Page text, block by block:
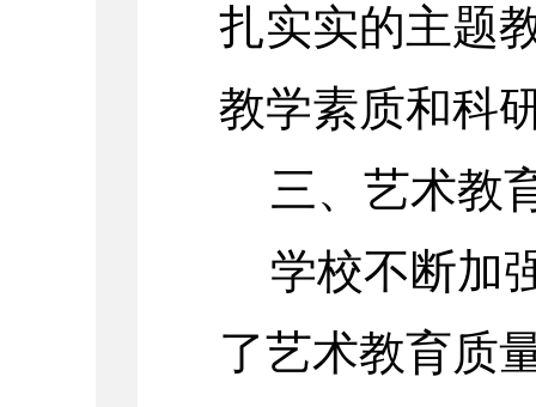
扎实实的主题
教学素质和科
三、艺术教
学校不断加
了艺术教育质